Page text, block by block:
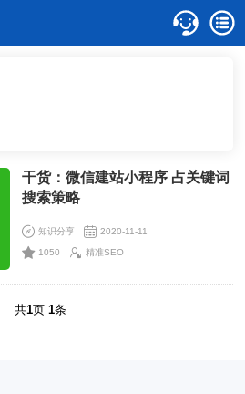
干货：微信建站小程序 占关键词
搜索策略
知识分享 2020-11-11
1050 精准SEO
共1页1条